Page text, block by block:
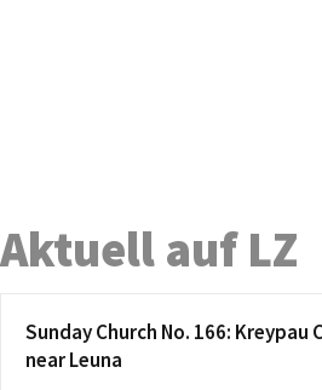
Aktuell auf LZ
Sunday Church No. 166: Kreypau
near Leuna